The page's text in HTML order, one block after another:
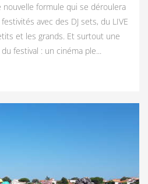
nouvelle formule qui se déroulera
avec des DJ sets, du LIVE
et les grands. Et surtout une
festival : un cinéma ple...